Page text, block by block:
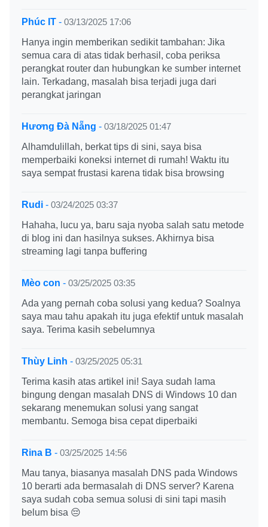
Phúc IT - 03/13/2025 17:06
Hanya ingin memberikan sedikit tambahan: Jika
semua cara di atas tidak berhasil, coba periksa
perangkat router dan hubungkan ke sumber internet
lain. Terkadang, masalah bisa terjadi juga dari
perangkat jaringan
Hương Đà Nẵng - 03/18/2025 01:47
Alhamdulillah, berkat tips di sini, saya bisa
memperbaiki koneksi internet di rumah! Waktu itu
saya sempat frustasi karena tidak bisa browsing
Rudi - 03/24/2025 03:37
Hahaha, lucu ya, baru saja nyoba salah satu metode
di blog ini dan hasilnya sukses. Akhirnya bisa
streaming lagi tanpa buffering
Mèo con - 03/25/2025 03:35
Ada yang pernah coba solusi yang kedua? Soalnya
saya mau tahu apakah itu juga efektif untuk masalah
saya. Terima kasih sebelumnya
Thùy Linh - 03/25/2025 05:31
Terima kasih atas artikel ini! Saya sudah lama
bingung dengan masalah DNS di Windows 10 dan
sekarang menemukan solusi yang sangat
membantu. Semoga bisa cepat diperbaiki
Rina B - 03/25/2025 14:56
Mau tanya, biasanya masalah DNS pada Windows
10 berarti ada bermasalah di DNS server? Karena
saya sudah coba semua solusi di sini tapi masih
belum bisa 😔